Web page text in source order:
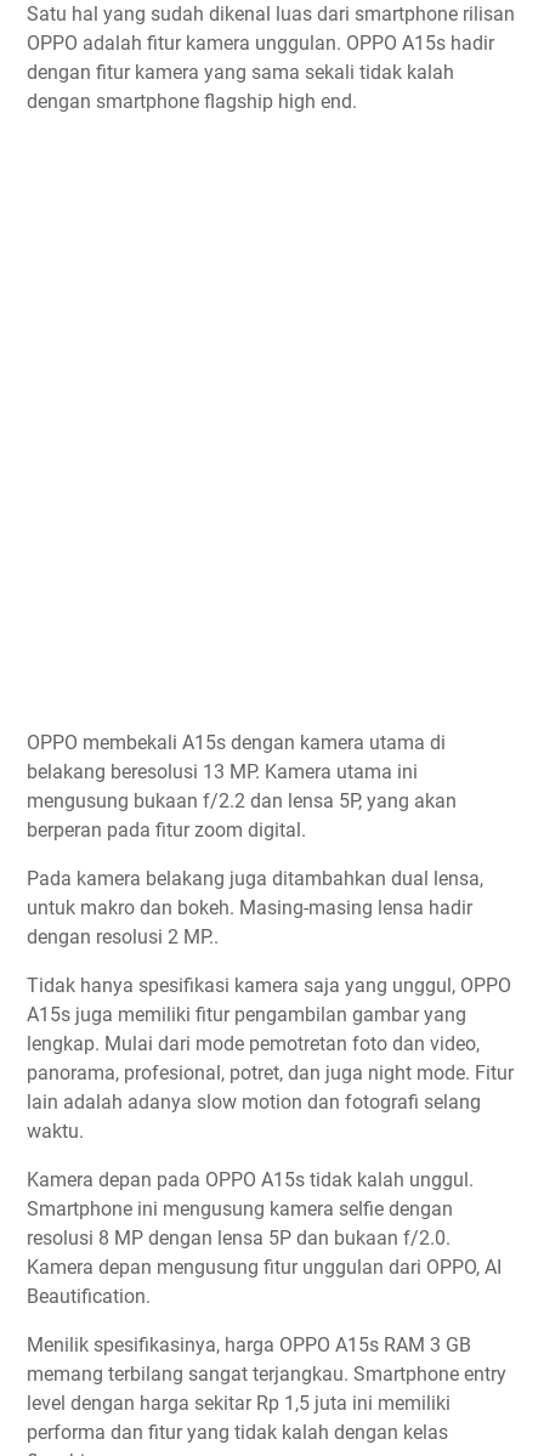
Satu hal yang sudah dikenal luas dari smartphone rilisan
OPPO adalah fitur kamera unggulan. OPPO A15s hadir
dengan fitur kamera yang sama sekali tidak kalah
dengan smartphone flagship high end.
OPPO membekali A15s dengan kamera utama di
belakang beresolusi 13 MP. Kamera utama ini
mengusung bukaan f/2.2 dan lensa 5P, yang akan
berperan pada fitur zoom digital.
Pada kamera belakang juga ditambahkan dual lensa,
untuk makro dan bokeh. Masing-masing lensa hadir
dengan resolusi 2 MP..
Tidak hanya spesifikasi kamera saja yang unggul, OPPO
A15s juga memiliki fitur pengambilan gambar yang
lengkap. Mulai dari mode pemotretan foto dan video,
panorama, profesional, potret, dan juga night mode. Fitur
lain adalah adanya slow motion dan fotografi selang
waktu.
Kamera depan pada OPPO A15s tidak kalah unggul.
Smartphone ini mengusung kamera selfie dengan
resolusi 8 MP dengan lensa 5P dan bukaan f/2.0.
Kamera depan mengusung fitur unggulan dari OPPO, AI
Beautification.
Menilik spesifikasinya, harga OPPO A15s RAM 3 GB
memang terbilang sangat terjangkau. Smartphone entry
level dengan harga sekitar Rp 1,5 juta ini memiliki
performa dan fitur yang tidak kalah dengan kelas